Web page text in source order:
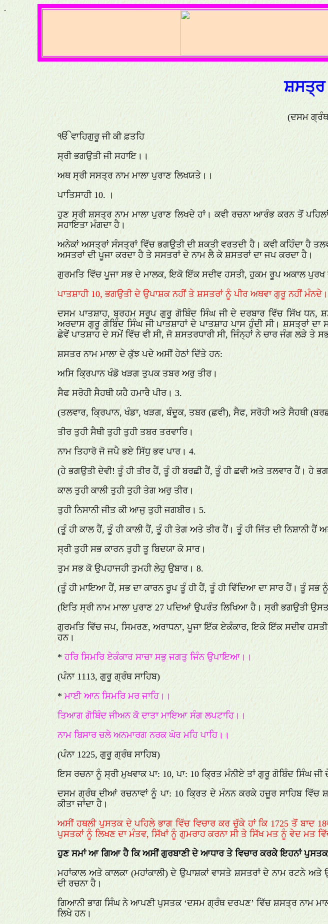
.
ਸ਼ਸਤ੍ਰ
(ਦਸਮ ਗ੍ਰੰਥ
ੴ ਵਾਹਿਗੁਰੂ ਜੀ ਕੀ ਫ਼ਤਹਿ
ਸ੍ਰੀ ਭਗਉਤੀ ਜੀ ਸਹਾਇ।।
ਅਥ ਸ੍ਰੀ ਸਸਤ੍ਰ ਨਾਮ ਮਾਲਾ ਪੁਰਾਣ ਲਿਖਯਤੇ।।
ਪਾਤਿਸਾਹੀ 10. ।
ਹੁਣ ਸ੍ਰੀ ਸ਼ਸਤ੍ਰ ਨਾਮ ਮਾਲਾ ਪੁਰਾਣ ਲਿਖਦੇ ਹਾਂ। ਕਵੀ ਰਚਨਾ ਆਰੰਭ ਕਰਨ ਤੋਂ
ਸਹਾਇਤਾ ਮੰਗਦਾ ਹੈ।
ਅਨੇਕਾਂ ਅਸਤ੍ਰਾਂ ਸੰਸਤ੍ਰਾਂ ਵਿੱਚ ਭਗਉਤੀ ਦੀ ਸ਼ਕਤੀ ਵਰਤਦੀ ਹੈ। ਕਵੀ ਕਹਿੰਦਾ ਹੈ
ਅਸਤਰਾਂ ਦੀ ਪੂਜਾ ਕਰਦਾ ਹੈ ਤੇ ਸਸਤਰਾਂ ਦੇ ਨਾਮ ਲੈ ਕੇ ਸ਼ਸਤਰਾਂ ਦਾ ਜਪ ਕਰਦਾ ਹੈ।
ਗੁਰਮਤਿ ਵਿੱਚ ਪੂਜਾ ਸਭ ਦੇ ਮਾਲਕ, ਇਕੋ ਇੱਕ ਸਦੀਵ ਹਸਤੀ, ਹੁਕਮ ਰੂਪ ਅਕਾਲ ਪੁਰਖ
ਪਾਤਸ਼ਾਹੀ 10, ਭਗਉਤੀ ਦੇ ਉਪਾਸ਼ਕ ਨਹੀਂ ਤੇ ਸ਼ਸਤਰਾਂ ਨੂੰ ਪੀਰ ਅਥਵਾ ਗੁਰੂ ਨਹੀਂ
ਦਸਮ ਪਾਤਸ਼ਾਹ, ਬ੍ਰਹਮ ਸਰੂਪ ਗੁਰੂ ਗੋਬਿੰਦ ਸਿੰਘ ਜੀ ਦੇ ਦਰਬਾਰ ਵਿੱਚ ਸਿੱਖ
ਅਰਦਾਸ ਗੁਰੂ ਗੋਬਿੰਦ ਸਿੰਘ ਜੀ ਪਾਤਸ਼ਾਹਾਂ ਦੇ ਪਾਤਸ਼ਾਹ ਪਾਸ ਹੁੰਦੀ ਸੀ। ਸ਼ਸਤ੍ਰਾਂ ਦਾ
ਛੇਵੇਂ ਪਾਤਸ਼ਾਹ ਦੇ ਸਮੇਂ ਵਿੱਚ ਵੀ ਸੀ, ਜੋ ਸ਼ਸਤਰਧਾਰੀ ਸੀ, ਜਿੰਨ੍ਹਾਂ ਨੇ ਚਾਰ ਜੰਗ ਲੜੇ ਤੇ
ਸ਼ਸਤਰ ਨਾਮ ਮਾਲਾ ਦੇ ਕੁੱਝ ਪਦੇ ਅਸੀਂ ਹੇਠਾਂ ਦਿੱਤੇ ਹਨ:
ਅਸਿ ਕ੍ਰਿਪਾਨ ਖੰਡੋ ਖੜਗ ਤੁਪਕ ਤਬਰ ਅਰੁ ਤੀਰ।
ਸੈਫ ਸਰੋਹੀ ਸੈਹਥੀ ਯਹੈ ਹਮਾਰੈ ਪੀਰ। 3.
(ਤਲਵਾਰ, ਕ੍ਰਿਪਾਨ, ਖੰਡਾ, ਖੜਗ, ਬੰਦੂਕ, ਤਬਰ (ਛਵੀ), ਸੈਫ, ਸਰੋਹੀ ਅਤੇ ਸੈਹਥੀ
ਤੀਰ ਤੁਹੀ ਸੈਥੀ ਤੁਹੀ ਤੁਹੀ ਤਬਰ ਤਰਵਾਰਿ।
ਨਾਮ ਤਿਹਾਰੋ ਜੋ ਜਪੈ ਭਏ ਸਿੱਧੁ ਭਵ ਪਾਰ। 4.
(ਹੇ ਭਗਉਤੀ ਦੇਵੀ! ਤੂੰ ਹੀ ਤੀਰ ਹੈਂ, ਤੂੰ ਹੀ ਬਰਛੀ ਹੈਂ, ਤੂੰ ਹੀ ਛਵੀ ਅਤੇ ਤਲਵਾਰ ਹੈਂ। ਹੇ
ਕਾਲ ਤੁਹੀ ਕਾਲੀ ਤੁਹੀ ਤੁਹੀ ਤੇਗ ਅਰੁ ਤੀਰ।
ਤੁਹੀ ਨਿਸਾਨੀ ਜੀਤ ਕੀ ਆਜੁ ਤੁਹੀ ਜਗਬੀਰ। 5.
(ਤੂੰ ਹੀ ਕਾਲ ਹੈਂ, ਤੂੰ ਹੀ ਕਾਲੀ ਹੈਂ, ਤੂੰ ਹੀ ਤੇਗ ਅਤੇ ਤੀਰ ਹੈਂ। ਤੂੰ ਹੀ ਜਿੱਤ ਦੀ ਨਿਸ਼ਾਨੀ
ਸ੍ਰੀ ਤੁਹੀ ਸਭ ਕਾਰਨ ਤੁਹੀ ਤੂ ਬਿਦਯਾ ਕੋ ਸਾਰ।
ਤੁਮ ਸਭ ਕੋ ਉਪਹਾਜਹੀ ਤੁਮਹੀ ਲੇਹੁ ਉਬਾਰ। 8.
(ਤੂੰ ਹੀ ਮਾਇਆ ਹੈਂ, ਸਭ ਦਾ ਕਾਰਨ ਰੂਪ ਤੂੰ ਹੀ ਹੈਂ, ਤੂੰ ਹੀ ਵਿੱਦਿਆ ਦਾ ਸਾਰ ਹੈਂ। ਤੂੰ
(ਇਤਿ ਸ੍ਰੀ ਨਾਮ ਮਾਲਾ ਪੁਰਾਣ 27 ਪਦਿਆਂ ਉਪਰੰਤ ਲਿਖਿਆ ਹੈ। ਸ੍ਰੀ ਭਗਉਤੀ
ਗੁਰਮਤਿ ਵਿੱਚ ਜਪ, ਸਿਮਰਣ, ਅਰਾਧਨਾ, ਪੂਜਾ ਇੱਕ ਏਕੰਕਾਰ, ਇਕੋ ਇੱਕ ਸਦੀਵ
ਹਨ।
*ਹਰਿ ਸਿਮਰਿ ਏਕੰਕਾਰ ਸਾਚਾ ਸਭੁ ਜਗਤੁ ਜਿੰਨ ਉਪਾਇਆ।।
(ਪੰਨਾ 1113, ਗੁਰੂ ਗ੍ਰੰਥ ਸਾਹਿਬ)
*ਮਾਈ ਆਨ ਸਿਮਰਿ ਮਰ ਜਾਹਿ।।
ਤਿਆਗ ਗੋਬਿੰਦ ਜੀਅਨ ਕੋ ਦਾਤਾ ਮਾਇਆ ਸੰਗ ਲਪਟਾਹਿ।।
ਨਾਮ ਬਿਸਾਰ ਚਲੇ ਅਨਮਾਰਗ ਨਰਕ ਘੋਰ ਮਹਿ ਪਾਹਿ।।
(ਪੰਨਾ 1225, ਗੁਰੂ ਗ੍ਰੰਥ ਸਾਹਿਬ)
ਇਸ ਰਚਨਾ ਨੂੰ ਸ੍ਰੀ ਮੁਖਵਾਕ ਪਾ: 10, ਪਾ: 10 ਕ੍ਰਿਤ ਮੰਨੀਏ ਤਾਂ ਗੁਰੂ ਗੋਬਿੰਦ ਸਿੰਘ
ਦਸਮ ਗ੍ਰੰਥ ਦੀਆਂ ਰਚਨਾਵਾਂ ਨੂੰ ਪਾ: 10 ਕ੍ਰਿਤ ਦੇ ਮੰਨਨ ਕਰਕੇ ਹਜ਼ੂਰ ਸਾਹਿਬ ਵਿੱਚ
ਕੀਤਾ ਜਾਂਦਾ ਹੈ।
ਅਸੀਂ ਹਥਲੀ ਪੁਸਤਕ ਦੇ ਪਹਿਲੇ ਭਾਗ ਵਿੱਚ ਵਿਚਾਰ ਕਰ ਚੁੱਕੇ ਹਾਂ ਕਿ 1725 ਤੋਂ ਬਾਦ
ਪੁਸਤਕਾਂ ਨੂੰ ਲਿਖਣ ਦਾ ਮੰਤਵ, ਸਿੱਖਾਂ ਨੂੰ ਗੁਮਰਾਹ ਕਰਨਾ ਸੀ ਤੇ ਸਿੱਖ ਮਤ ਨੂੰ ਵੇਦ ਮਤ
ਹੁਣ ਸਮਾਂ ਆ ਗਿਆ ਹੈ ਕਿ ਅਸੀਂ ਗੁਰਬਾਣੀ ਦੇ ਆਧਾਰ ਤੇ ਵਿਚਾਰ ਕਰਕੇ ਇਹਨਾਂ
ਮਹਾਂਕਾਲ ਅਤੇ ਕਾਲਕਾ (ਮਹਾਂਕਾਲੀ) ਦੇ ਉਪਾਸ਼ਕਾਂ ਵਾਸਤੇ ਸ਼ਸਤਰਾਂ ਦੇ ਨਾਮ ਰਟਨੇ
ਦੀ ਰਚਨਾ ਹੈ।
ਗਿਆਨੀ ਭਾਗ ਸਿੰਘ ਨੇ ਆਪਣੀ ਪੁਸਤਕ ‘ਦਸਮ ਗ੍ਰੰਥ ਦਰਪਣ’ ਵਿੱਚ ਸ਼ਸਤ੍ਰ ਨਾਮ
ਲਿਖੇ ਹਨ।